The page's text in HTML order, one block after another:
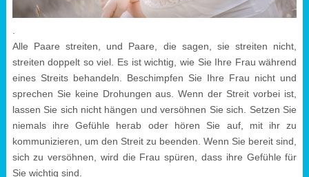
.
Alle Paare streiten, und Paare, die sagen, sie streiten nicht,
streiten doppelt so viel. Es ist wichtig, wie Sie Ihre Frau während
eines Streits behandeln. Beschimpfen Sie Ihre Frau nicht und
sprechen Sie keine Drohungen aus. Wenn der Streit vorbei ist,
lassen Sie sich nicht hängen und versöhnen Sie sich. Setzen Sie
niemals ihre Gefühle herab oder hören Sie auf, mit ihr zu
kommunizieren, um den Streit zu beenden. Wenn Sie bereit sind,
sich zu versöhnen, wird die Frau spüren, dass ihre Gefühle für
Sie wichtig sind.